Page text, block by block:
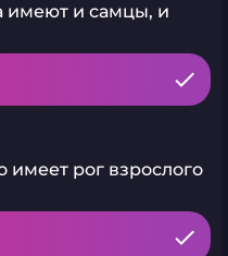
имеют и самцы, и
имеет рог взрослого